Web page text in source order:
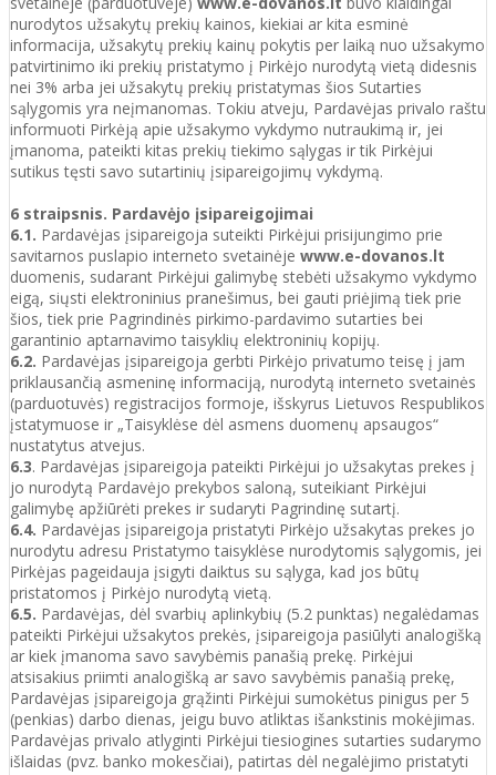
nurodytos užsakytų prekių kainos, kiekiai ar kita esminė
informacija, užsakytų prekių kainų pokytis per laiką nuo užsakymo
patvirtinimo iki prekių pristatymo į Pirkėjo nurodytą vietą didesnis
nei 3% arba jei užsakytų prekių pristatymas šios Sutarties
sąlygomis yra neįmanomas. Tokiu atveju, Pardavėjas privalo raštu
informuoti Pirkėją apie užsakymo vykdymo nutraukimą ir, jei
įmanoma, pateikti kitas prekių tiekimo sąlygas ir tik Pirkėjui
sutikus tęsti savo sutartinių įsipareigojimų vykdymą.
6 straipsnis. Pardavėjo įsipareigojimai
6.1. Pardavėjas įsipareigoja suteikti Pirkėjui prisijungimo prie
savitarnos puslapio interneto svetainėje www.e-dovanos.lt
duomenis, sudarant Pirkėjui galimybę stebėti užsakymo vykdymo
eigą, siųsti elektroninius pranešimus, bei gauti priėjimą tiek prie
šios, tiek prie Pagrindinės pirkimo-pardavimo sutarties bei
garantinio aptarnavimo taisyklių elektroninių kopijų.
6.2. Pardavėjas įsipareigoja gerbti Pirkėjo privatumo teisę į jam
priklausančią asmeninę informaciją, nurodytą interneto svetainės
(parduotuvės) registracijos formoje, išskyrus Lietuvos Respublikos
įstatymuose ir „Taisyklėse dėl asmens duomenų apsaugos“
nustatytus atvejus.
6.3. Pardavėjas įsipareigoja pateikti Pirkėjui jo užsakytas prekes į
jo nurodytą Pardavėjo prekybos saloną, suteikiant Pirkėjui
galimybę apžiūrėti prekes ir sudaryti Pagrindinę sutartį.
6.4. Pardavėjas įsipareigoja pristatyti Pirkėjo užsakytas prekes jo
nurodytu adresu Pristatymo taisyklėse nurodytomis sąlygomis, jei
Pirkėjas pageidauja įsigyti daiktus su sąlyga, kad jos būtų
pristatomos į Pirkėjo nurodytą vietą.
6.5. Pardavėjas, dėl svarbių aplinkybių (5.2 punktas) negalėdamas
pateikti Pirkėjui užsakytos prekės, įsipareigoja pasiūlyti analogišką
ar kiek įmanoma savo savybėmis panašią prekę. Pirkėjui
atsisakius priimti analogišką ar savo savybėmis panašią prekę,
Pardavėjas įsipareigoja grąžinti Pirkėjui sumokėtus pinigus per 5
(penkias) darbo dienas, jeigu buvo atliktas išankstinis mokėjimas.
Pardavėjas privalo atlyginti Pirkėjui tiesiogines sutarties sudarymo
išlaidas (pvz. banko mokesčiai), patirtas dėl negalėjimo pristatyti